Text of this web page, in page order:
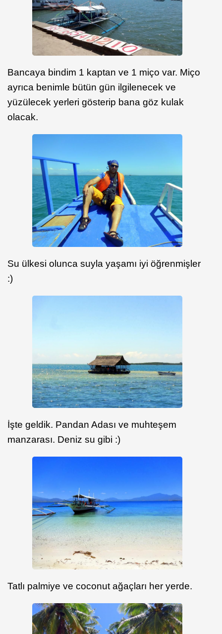
Bancaya bindim 1 kaptan ve 1 miço var. Miço
ayrıca benimle bütün gün ilgilenecek ve
yüzülecek yerleri gösterip bana göz kulak
olacak.
Su ülkesi olunca suyla yaşamı iyi öğrenmişler
:)
İşte geldik. Pandan Adası ve muhteşem
manzarası. Deniz su gibi :)
Tatlı palmiye ve coconut ağaçları her yerde.